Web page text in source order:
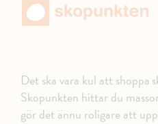
Det ska vara kul att shoppa
Skopunkten hittar du
gör det ännu roligare att